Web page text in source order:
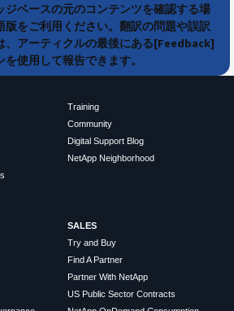
ジベースの元のコンテンツを確認する場
版をご利用ください。翻訳の問題や誤訳
、アーティクルの最後にある[Feedback]
を使用して報告できます。
Training
Community
Digital Support Blog
NetApp Neighborhood
SALES
Try and Buy
Find A Partner
Partner With NetApp
US Public Sector Contracts